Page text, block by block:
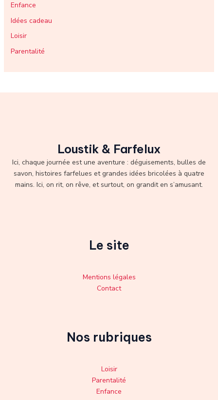
Enfance
Idées cadeau
Loisir
Parentalité
Loustik & Farfelux
Ici, chaque journée est une aventure : déguisements, bulles de
savon, histoires farfelues et grandes idées bricolées à quatre
mains. Ici, on rit, on rêve, et surtout, on grandit en s’amusant.
Le site
Mentions légales
Contact
Nos rubriques
Loisir
Parentalité
Enfance